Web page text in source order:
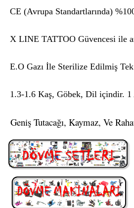
CE (Avrupa Standartlarında)
X LINE TATTOO Güvencesi ile
E.O Gazı İle Sterilize Edilmiş
1.3-1.6 Kaş, Göbek, Dil içindir. 1
Geniş Tutacağı, Kaymaz, Ve